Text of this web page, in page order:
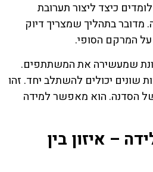
כיצד ליצור תערובת
מדובר בתהליך שמצריך דיוק
המרקם הסופי.
שמעשירה את המשתתפים.
שונים יכולים להשתלב יחד. זהו
של הסדנה. הוא מאפשר למידה
– איזון בין